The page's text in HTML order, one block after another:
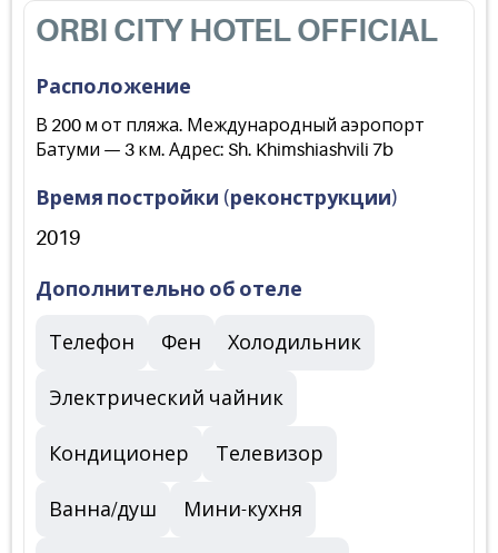
ORBI CITY HOTEL OFFICIAL
Расположение
В 200 м от пляжа. Международный аэропорт
Батуми — 3 км. Адрес: Sh. Khimshiashvili 7b
Время постройки (реконструкции)
2019
Дополнительно об отеле
Телефон Фен Холодильник
Электрический чайник
Кондиционер Телевизор
Ванна/душ Мини-кухня